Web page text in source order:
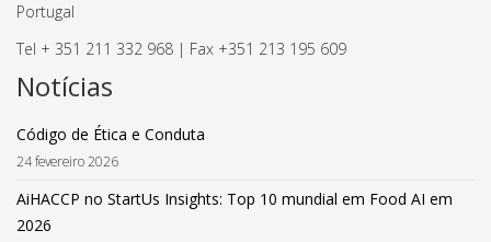
Portugal
Tel + 351 211 332 968 | Fax +351 213 195 609
Notícias
Código de Ética e Conduta
24 fevereiro 2026
AiHACCP no StartUs Insights: Top 10 mundial em Food AI em
2026